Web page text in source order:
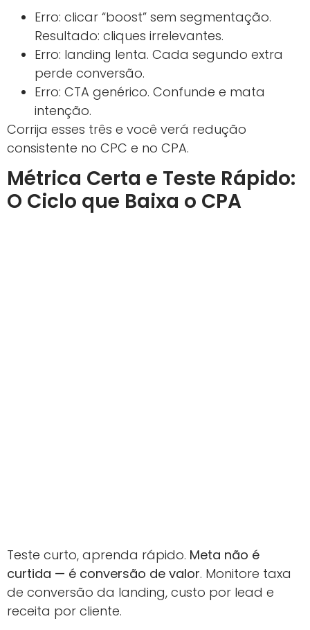
Erro: clicar “boost” sem segmentação.
Resultado: cliques irrelevantes.
Erro: landing lenta. Cada segundo extra
perde conversão.
Erro: CTA genérico. Confunde e mata
intenção.
Corrija esses três e você verá redução
consistente no CPC e no CPA.
Métrica Certa e Teste Rápido:
O Ciclo que Baixa o CPA
Teste curto, aprenda rápido. Meta não é
curtida — é conversão de valor. Monitore taxa
de conversão da landing, custo por lead e
receita por cliente.